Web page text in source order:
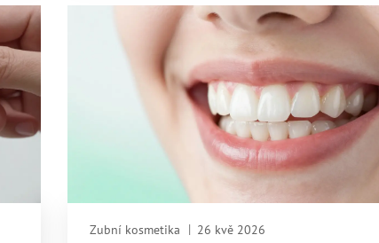
Zubní kosmetika 26 kvě 2026